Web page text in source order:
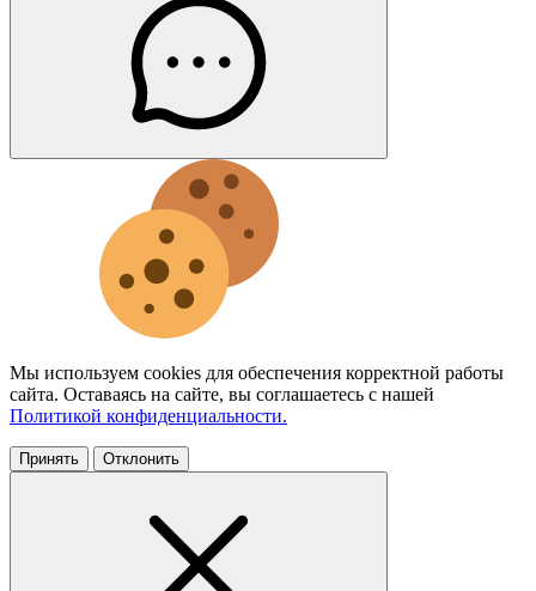
Мы используем cookies для обеспечения корректной работы
сайта. Оставаясь на сайте, вы соглашаетесь с нашей
Политикой конфиденциальности.
Принять Отклонить